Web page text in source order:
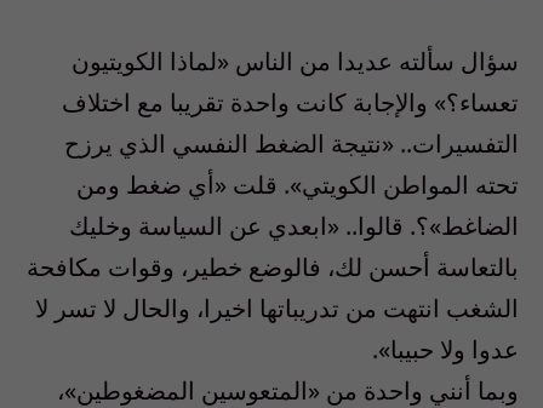
سؤال سألته عديدا من الناس «لماذا الكويتيون
تعساء؟» والإجابة كانت واحدة تقريبا مع اختلاف
التفسيرات.. «نتيجة الضغط النفسي الذي يرزح
تحته المواطن الكويتي». قلت «أي ضغط ومن
الضاغط»؟. قالوا.. «ابعدي عن السياسة وخليك
بالتعاسة أحسن لك، فالوضع خطير، وقوات مكافحة
الشغب انتهت من تدريباتها اخيرا، والحال لا تسر لا
عدوا ولا حبيبا».
وبما أنني واحدة من «المتعوسين المضغوطين»،